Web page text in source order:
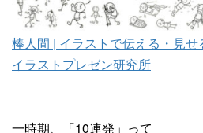
棒人間 | イラストで伝える・見
イラストプレゼン研究所
一時期、「10連発」って